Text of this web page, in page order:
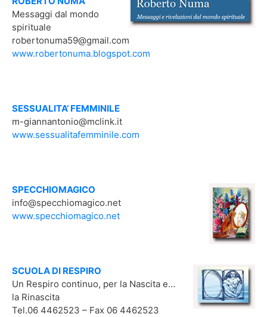
Messaggi dal mondo
spirituale
robertonuma59@gmail.com
www.robertonuma.blogspot.com
SESSUALITA’ FEMMINILE
m-giannantonio@mclink.it
www.sessualitafemminile.com
SPECCHIOMAGICO
info@specchiomagico.net
www.specchiomagico.net
SCUOLA DI RESPIRO
Un Respiro continuo, per la Nascita e…
la Rinascita
Tel.06 4462523 – Fax 06 4462523